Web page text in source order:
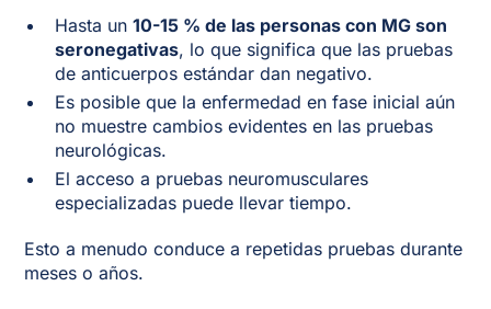
Hasta un10-15 % de las personas con MG son
seronegativas, lo que significa que las pruebas
de anticuerpos estándar dan negativo.
Es posible que la enfermedad en fase inicial aún
no muestre cambios evidentes en las pruebas
neurológicas.
El acceso a pruebas neuromusculares
especializadas puede llevar tiempo.
Esto a menudo conduce a repetidas pruebas durante
meses o años.